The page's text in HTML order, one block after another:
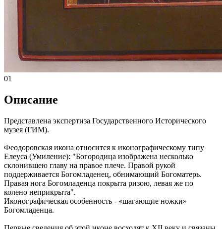
01
Описание
Представлена экспертиза Государственного Исторического
музея (ГИМ).
Феодоровская икона относится к иконографическому типу
Елеуса (Умиление): "Богородица изображена несколько
склонившею главу на правое плече. Правой рукой
поддерживается Богомладенец, обнимающий Богоматерь.
Правая нога Богомладенца покрыта ризою, левая же по
колено неприкрыта".
Иконографическая особенность - «шагающие ножки»
Богомладенца.